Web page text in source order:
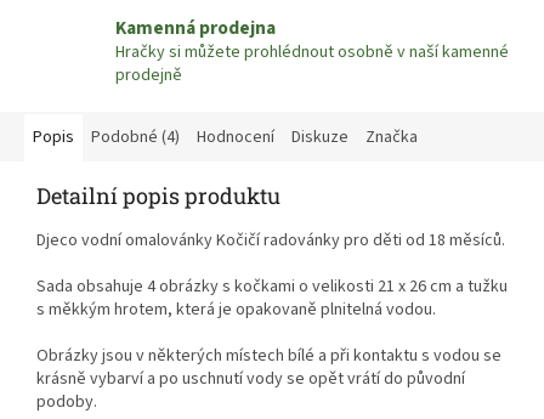
Kamenná prodejna
Hračky si můžete prohlédnout osobně v naší kamenné
prodejně
Popis Podobné (4) Hodnocení Diskuze Značka
Detailní popis produktu
Djeco vodní omalovánky Kočičí radovánky pro děti od 18 měsíců.
Sada obsahuje 4 obrázky s kočkami o velikosti 21 x 26 cm a tužku
s měkkým hrotem, která je opakovaně plnitelná vodou.
Obrázky jsou v některých místech bílé a při kontaktu s vodou se
krásně vybarví a po uschnutí vody se opět vrátí do původní
podoby.